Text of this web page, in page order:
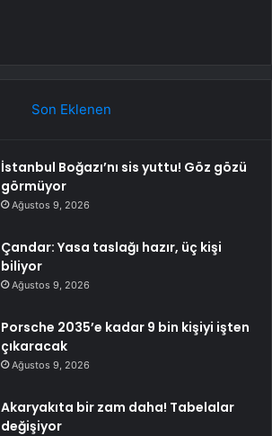
Son Eklenen
İstanbul Boğazı’nı sis yuttu! Göz gözü
görmüyor
Ağustos 9, 2026
Çandar: Yasa taslağı hazır, üç kişi
biliyor
Ağustos 9, 2026
Porsche 2035’e kadar 9 bin kişiyi işten
çıkaracak
Ağustos 9, 2026
Akaryakıta bir zam daha! Tabelalar
değişiyor